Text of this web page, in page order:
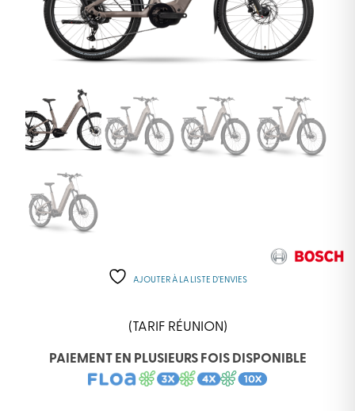
AJOUTER À LA LISTE D’ENVIES
(TARIF RÉUNION)
PAIEMENT EN PLUSIEURS FOIS DISPONIBLE